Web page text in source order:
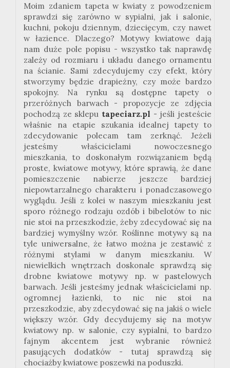
Moim zdaniem tapeta w kwiaty z powodzeniem
sprawdzi się zarówno w sypialni, jak i salonie,
kuchni, pokoju dziennym, dziecięcym, czy nawet
w łazience. Dlaczego? Motywy kwiatowe dają
nam duże pole popisu - wszystko tak naprawdę
zależy od rozmiaru i układu danego ornamentu
na ścianie. Sami zdecydujemy czy efekt, który
stworzymy będzie drapieżny, czy może bardzo
spokojny. Na rynku są dostępne tapety o
przeróżnych barwach - propozycje ze zdjęcia
pochodzą ze sklepu tapeciarz.pl - jeśli jesteście
właśnie na etapie szukania idealnej tapety to
zdecydowanie polecam tam zerknąć. Jeżeli
jesteśmy właścicielami nowoczesnego
mieszkania, to doskonałym rozwiązaniem będą
proste, kwiatowe motywy, które sprawią, że dane
pomieszczenie nabierze jeszcze bardziej
niepowtarzalnego charakteru i ponadczasowego
wyglądu. Jeśli z kolei w naszym mieszkaniu jest
sporo różnego rodzaju ozdób i bibelotów to nic
nie stoi na przeszkodzie, żeby zdecydować się na
bardziej wymyślny wzór. Roślinne motywy są na
tyle uniwersalne, że łatwo można je zestawić z
różnymi stylami w danym mieszkaniu. W
niewielkich wnętrzach doskonale sprawdzą się
drobne kwiatowe motywy np. w pastelowych
barwach. Jeśli jesteśmy jednak właścicielami np.
ogromnej łazienki, to nic nie stoi na
przeszkodzie, aby zdecydować się na jakiś o wiele
większy wzór. Gdy decydujemy się na motyw
kwiatowy np. w salonie, czy sypialni, to bardzo
fajnym akcentem jest wybranie również
pasujących dodatków - tutaj sprawdzą się
chociażby kwiatowe poszewki na poduszki.